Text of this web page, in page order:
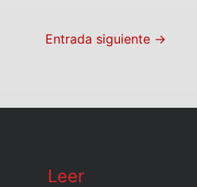
Entrada siguiente →
Leer
Leer